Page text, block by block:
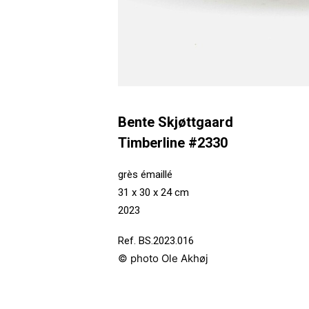
Bente Skjøttgaard
Timberline #2330
grès émaillé
31 x 30 x 24 cm
2023
Ref. BS.2023.016
© photo Ole Akhøj